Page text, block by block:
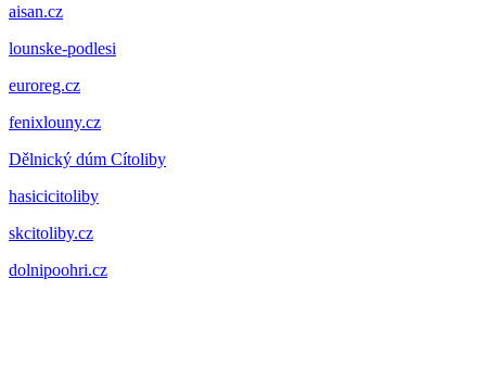
aisan.cz
lounske-podlesi
euroreg.cz
fenixlouny.cz
Dělnický dúm Cítoliby
hasicicitoliby
skcitoliby.cz
dolnipoohri.cz